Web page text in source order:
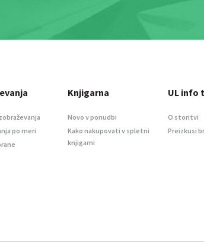
po meri
Knjigarna
Novo v ponudbi
Kako nakupovati v spletni
knjigarni
UL info
O storitvi
Preizkusi